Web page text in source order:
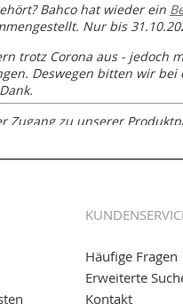
Bahco hat wieder ein
Nur bis
trotz Corona aus - jedoch
Deswegen bitten wir
Zugang zu unserer
der Corporate Identity
- Zahlung per paydirekt
- Visa & MasterCard (inkl.
Häufige Fragen
Erweiterte
Kontakt